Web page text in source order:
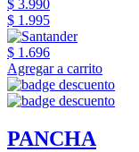
$ 3.990
$ 1.995
$ 1.696
Agregar a carrito
PANCHA